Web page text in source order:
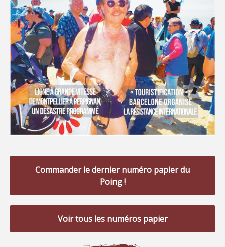
Commander le dernier numéro papier du
Poing !
Voir tous les numéros papier